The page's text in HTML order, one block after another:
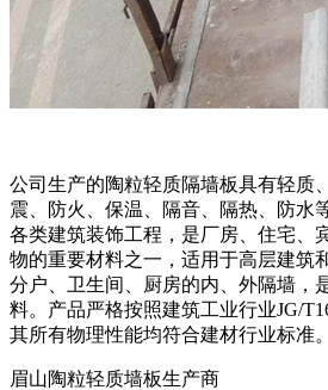
公司生产的陶粒轻质隔墙板具有轻质
震、防火、保温、隔音、隔热、防水
各类建筑装饰工程，是厂房、住宅、
物的重要材料之一，适用于高层建筑
分户、卫生间、厨房的内、外隔墙，
料。产品严格按照建筑工业行业JG/
其所有物理性能均符合建材行业标准。
眉山陶粒轻质墙板生产商